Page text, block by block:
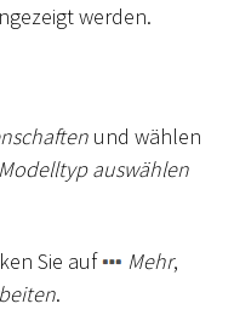
werden.
und wählen
auswählen
Sie auf Mehr,
.